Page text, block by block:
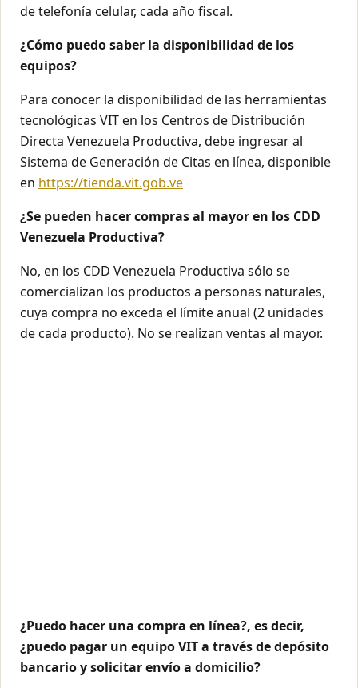
de telefonía celular, cada año fiscal.
¿Cómo puedo saber la disponibilidad de los
equipos?
Para conocer la disponibilidad de las herramientas
tecnológicas VIT en los Centros de Distribución
Directa Venezuela Productiva, debe ingresar al
Sistema de Generación de Citas en línea, disponible
en https://tienda.vit.gob.ve
¿Se pueden hacer compras al mayor en los CDD
Venezuela Productiva?
No, en los CDD Venezuela Productiva sólo se
comercializan los productos a personas naturales,
cuya compra no exceda el límite anual (2 unidades
de cada producto). No se realizan ventas al mayor.
¿Puedo hacer una compra en línea?, es decir,
¿puedo pagar un equipo VIT a través de depósito
bancario y solicitar envío a domicilio?